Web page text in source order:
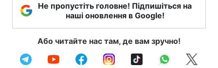
Не пропустіть головне! Підпишіться на
наші оновлення в Google!
Або читайте нас там, де вам зручно!